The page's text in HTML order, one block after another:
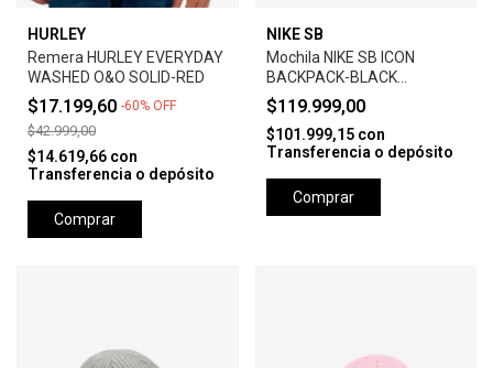
HURLEY
Remera HURLEY EVERYDAY
WASHED O&O SOLID-RED
$17.199,60 -60% OFF
$42.999,00
$14.619,66 con
Transferencia o depósito
Comprar
NIKE SB
Mochila NIKE SB ICON
BACKPACK-BLACK
ANTHRACITE
$119.999,00
$101.999,15 con
Transferencia o depósito
Comprar